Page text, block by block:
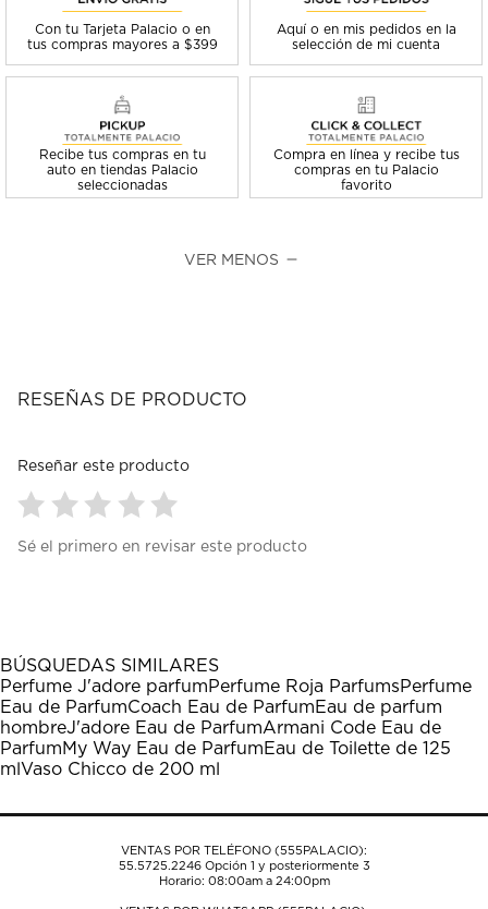
Con tu Tarjeta Palacio o en
tus compras mayores a $399
Aquí o en mis pedidos en la
selección de mi cuenta
Recibe tus compras en tu
auto en tiendas Palacio
seleccionadas
Compra en línea y recibe tus
compras en tu Palacio
favorito
VER MENOS
RESEÑAS DE PRODUCTO
Reseñar este producto
para
1
estrella
Esta
acción
abrirá
el
formulario
envío.
para
estrellas.
Esta
acción
abrirá
el
formulario
envío.
para
estrellas.
Esta
acción
abrirá
el
formulario
envío.
para
estrellas.
Esta
acción
abrirá
el
formulario
envío.
para
estrellas.
Esta
acción
abrirá
el
formulario
envío.
Sé el primero en revisar este producto
BÚSQUEDAS SIMILARES
Perfume J'adore parfumPerfume Roja ParfumsPerfume
Eau de ParfumCoach Eau de ParfumEau de parfum
hombreJ'adore Eau de ParfumArmani Code Eau de
ParfumMy Way Eau de ParfumEau de Toilette de 125
ml Vaso Chicco de 200 ml
VENTAS POR TELÉFONO (555PALACIO):
55.5725.2246Opción 1 y posteriormente 3
Horario: 08:00am a 24:00pm